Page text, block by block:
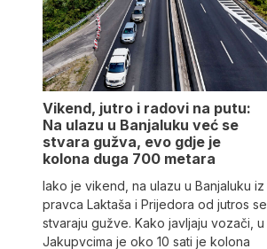
Vikend, jutro i radovi na putu:
Na ulazu u Banjaluku već se
stvara gužva, evo gdje je
kolona duga 700 metara
Iako je vikend, na ulazu u Banjaluku iz
pravca Laktaša i Prijedora od jutros se
stvaraju gužve. Kako javljaju vozači, u
Jakupvcima je oko 10 sati je kolona